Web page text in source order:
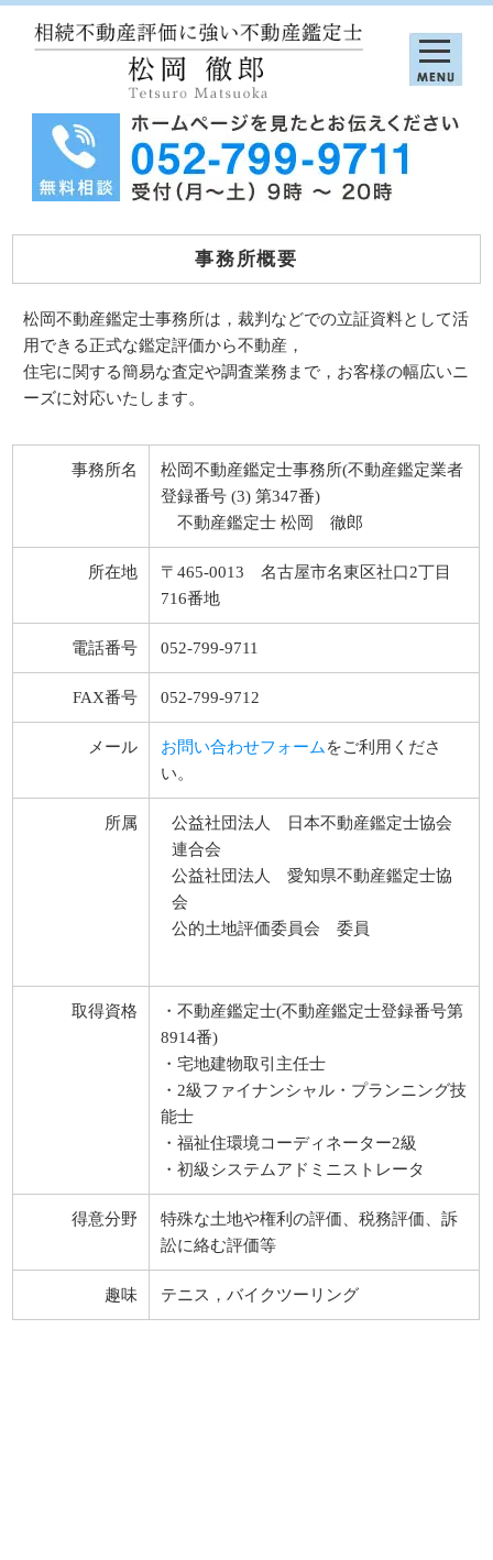
事務所概要
松岡不動産鑑定士事務所は，裁判などでの立証資料として活
用できる正式な鑑定評価から不動産，
住宅に関する簡易な査定や調査業務まで，お客様の幅広いニ
ーズに対応いたします。
事務所名
松岡不動産鑑定士事務所(不動産鑑定業者
登録番号 (3) 第347番)
不動産鑑定士 松岡 徹郎
所在地
〒465-0013 名古屋市名東区社口2丁目
716番地
電話番号 052-799-9711
FAX番号 052-799-9712
メール お問い合わせフォーム をご利用くださ
い。
所属
公益社団法人 日本不動産鑑定士協会
連合会
公益社団法人 愛知県不動産鑑定士協
会
公的土地評価委員会 委員
取得資格
・不動産鑑定士(不動産鑑定士登録番号第
8914番)
・宅地建物取引主任士
・2級ファイナンシャル・プランニング技
能士
・福祉住環境コーディネーター2級
・初級システムアドミニストレータ
得意分野
特殊な土地や権利の評価、税務評価、訴
訟に絡む評価等
趣味 テニス，バイクツーリング